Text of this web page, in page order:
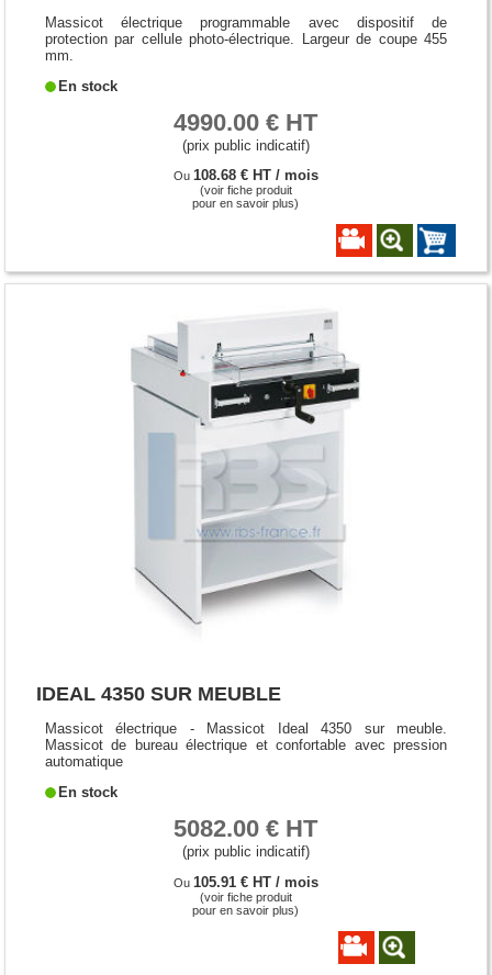
Massicot électrique programmable avec dispositif de
protection par cellule photo-électrique. Largeur de coupe 455
mm.
En stock
4990.00 € HT
(prix public indicatif)
Ou 108.68 € HT / mois
(voir fiche produit
pour en savoir plus)
IDEAL 4350 SUR MEUBLE
Massicot électrique - Massicot Ideal 4350 sur meuble.
Massicot de bureau électrique et confortable avec pression
automatique
En stock
5082.00 € HT
(prix public indicatif)
Ou 105.91 € HT / mois
(voir fiche produit
pour en savoir plus)